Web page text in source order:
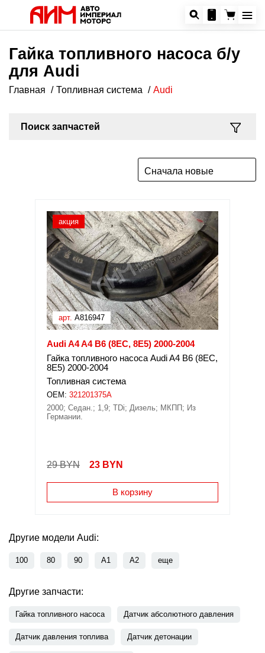
Гайка топливного насоса б/у
для Audi
Главная Топливная система Audi
Поиск запчастей
Сначала новые
акция
арт. A816947
Audi A4 A4 B6 (8EC, 8E5) 2000-2004
Гайка топливного насоса Audi A4 B6 (8EC,
8E5) 2000-2004
Топливная система
OEM: 321201375A
2000; Седан.; 1,9; TDi; Дизель; МКПП; Из
Германии.
29 BYN 23 BYN
В корзину
Другие модели Audi:
100 80 90 A1 A2 еще
Другие запчасти:
Гайка топливного насоса Датчик абсолютного давления
Датчик давления топлива Датчик детонации